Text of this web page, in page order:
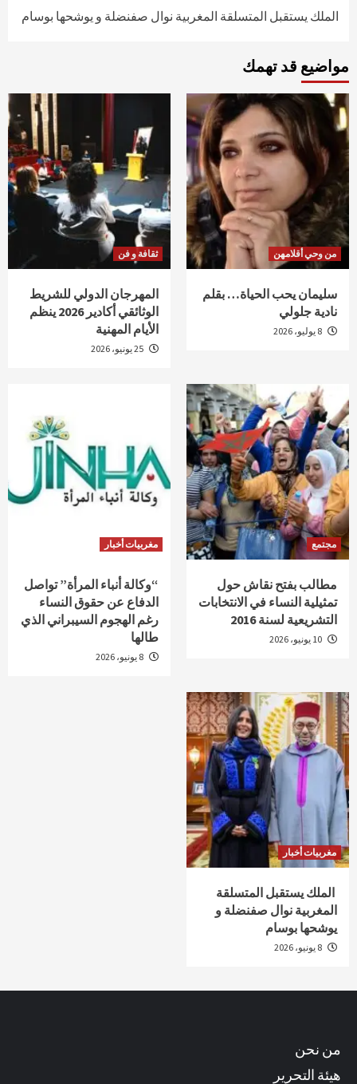
الملك يستقبل المتسلقة المغربية نوال صفنضلة و يوشحها بوسام
مواضيع قد تهمك
من وحي أقلامهن
سليمان يحب الحياة… بقلم
نادية جلولي
ثقافة و فن
المهرجان الدولي للشريط
الوثائقي أكادير 2026 ينظم
الأيام المهنية
مجتمع
مطالب بفتح نقاش حول
تمثيلية النساء في الانتخابات
التشريعية لسنة 2016
مغربيات أخبار
“وكالة أنباء المرأة” تواصل
الدفاع عن حقوق النساء
رغم الهجوم السيبراني الذي
طالها
مغربيات أخبار
الملك يستقبل المتسلقة
المغربية نوال صفنضلة و
يوشحها بوسام
من نحن
هيئة التحرير